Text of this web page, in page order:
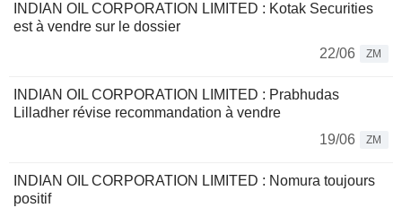
INDIAN OIL CORPORATION LIMITED : Kotak Securities
est à vendre sur le dossier
22/06
ZM
INDIAN OIL CORPORATION LIMITED : Prabhudas
Lilladher révise recommandation à vendre
19/06
ZM
INDIAN OIL CORPORATION LIMITED : Nomura toujours
positif